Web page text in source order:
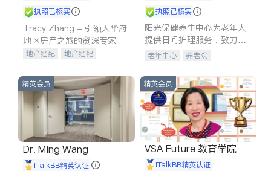
执照已核实
Tracy Zhang - 引领大华府
地区房产之旅的资深专家
地产经纪
地产经纪
商铺租售
开发商建商
执照已核实
阳光保健养生中心为老年人
提供日间护理服务，致力于
通过持续的护理创新来有效
老年中心 养老院
精英会员
Dr. Ming Wang
iTalkBB精英认证
精英会员
VSA Future 教育学院
iTalkBB精英认证